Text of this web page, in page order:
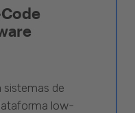
sistemas de
low-